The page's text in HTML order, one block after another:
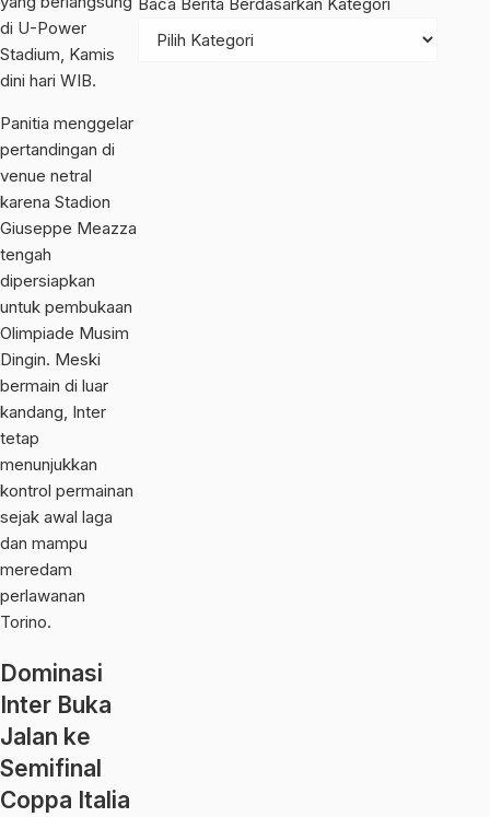
di U-Power
Stadium, Kamis
dini hari WIB.
Panitia menggelar
pertandingan di
venue netral
karena Stadion
Giuseppe Meazza
tengah
dipersiapkan
untuk pembukaan
Olimpiade Musim
Dingin. Meski
bermain di luar
kandang, Inter
tetap
menunjukkan
kontrol permainan
sejak awal laga
dan mampu
meredam
perlawanan
Torino.
Dominasi
Inter Buka
Jalan ke
Semifinal
Coppa Italia